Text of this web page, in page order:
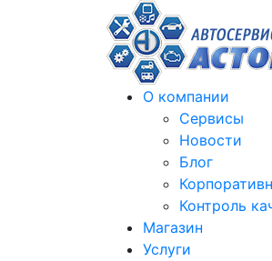
О компании
Сервисы
Новости
Блог
Контроль
Магазин
Услуги